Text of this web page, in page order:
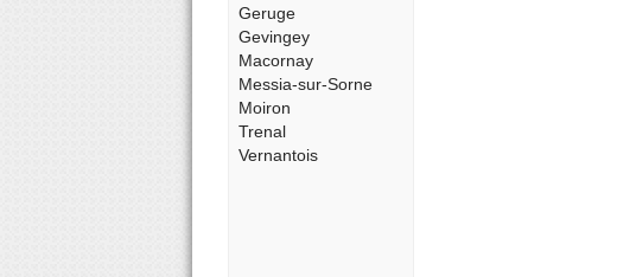
Geruge
Gevingey
Macornay
Messia-sur-Sorne
Moiron
Trenal
Vernantois